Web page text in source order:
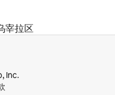
宰拉区
Inc.